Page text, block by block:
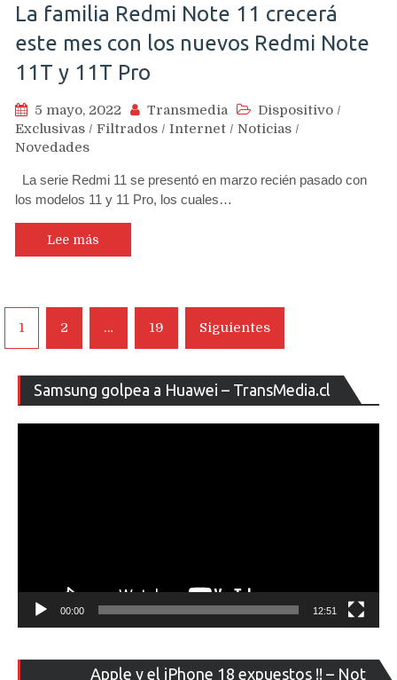
La familia Redmi Note 11 crecerá
este mes con los nuevos Redmi Note
11T y 11T Pro
5 mayo, 2022 Transmedia Dispositivo /
Exclusivas / Filtrados / Internet / Noticias /
Novedades
La serie Redmi 11 se presentó en marzo recién pasado con
los modelos 11 y 11 Pro, los cuales…
Lee más
Navegación
de
entradas
1 2 … 19 Siguientes
Samsung golpea a Huawei – TransMedia.cl
de
00:00 12:51
Apple y el iPhone 18 expuestos !! – Not